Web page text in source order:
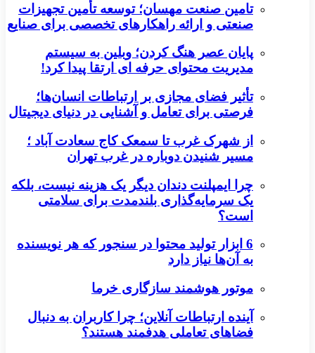
تامین صنعت مهسان؛ توسعه تأمین تجهیزات
صنعتی و ارائه راهکارهای تخصصی برای صنایع
پایان عصر هنگ کردن؛ وبلین به سیستم
مدیریت محتوای حرفه ای ارتقا پیدا کرد!
تأثیر فضای مجازی بر ارتباطات انسان‌ها؛
فرصتی برای تعامل و آشنایی در دنیای دیجیتال
از شهرک غرب تا سمعک کاج سعادت آباد ؛
مسیر شنیدن دوباره در غرب تهران
چرا ایمپلنت دندان دیگر یک هزینه نیست، بلکه
یک سرمایه‌گذاری بلندمدت برای سلامتی
است؟
6 ابزار تولید محتوا در سنجور که هر نویسنده
به آن‌ها نیاز دارد
موتور هوشمند سازگاری خرما
آینده ارتباطات آنلاین؛ چرا کاربران به دنبال
فضاهای تعاملی هدفمند هستند؟